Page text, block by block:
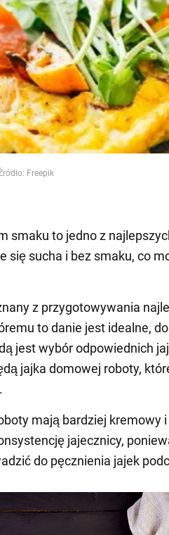
Freepik
smaku to jedno z
się sucha i bez smaku, co
z przygotowywania
to danie jest idealne,
jest wybór odpowiednich
jajka domowej roboty,
mają bardziej kremowy
jajecznicy,
do pęcznienia jajek